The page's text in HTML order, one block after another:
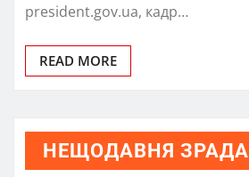
president.gov.ua, кадр…
READ MORE
НЕЩОДАВНЯ ЗРАДА